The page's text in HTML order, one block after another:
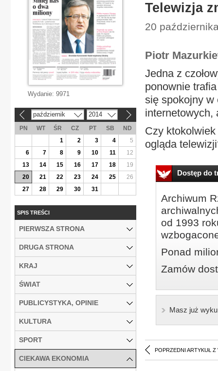
Telewizja
20
Piotr
Jedna z
ponownie
się spokojny w
internetowych,
Czy ktokolwiek
ogląda
Dostęp do
Archiwum
od 1993
Ponad
Zamów
Masz już
POPRZEDNI ARTYKUŁ Z
Wydanie: 9971
październik 2014
PN WT ŚR CZ PT SB
ND
1
2 3 4
5
6
7 8 9 10 11
12
13
14 15 16 17 18
19
20
21 22 23 24 25
26
27
28 29 30 31
SPIS TREŚCI
PIERWSZA STRONA
DRUGA STRONA
KRAJ
ŚWIAT
PUBLICYSTYKA, OPINIE
KULTURA
SPORT
CIEKAWA EKONOMIA